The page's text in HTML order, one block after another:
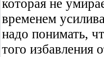
которая не
временем
надо понимать,
того избавления